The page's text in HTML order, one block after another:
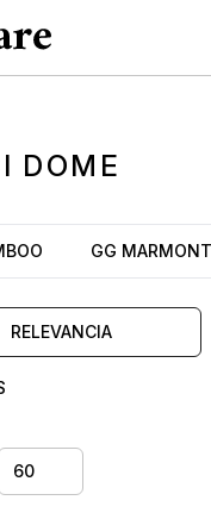
DOME
GG MARMONT
RELEVANCIA
60